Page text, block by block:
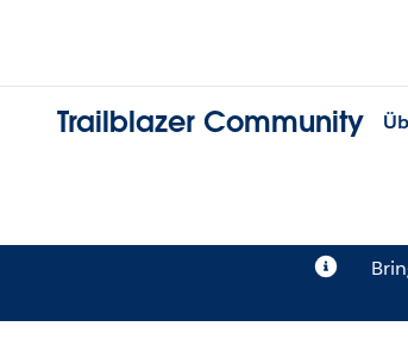
Trailblazer Community